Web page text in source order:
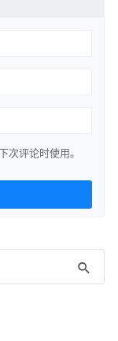
次评论时使用。